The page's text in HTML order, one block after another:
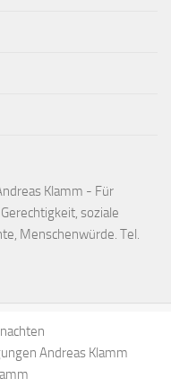
Klamm - Für
soziale
Menschenwürde. Tel.
Andreas Klamm